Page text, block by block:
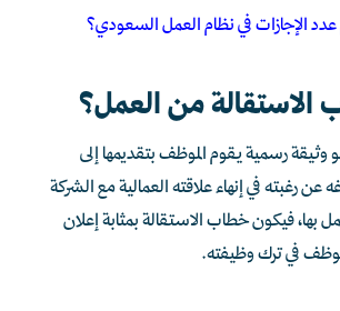
الإجازات في نظام العمل السعودي؟
الاستقالة من العمل؟
رسمية يقوم الموظف بتقديمها إلى
رغبته في إنهاء علاقته العمالية مع الشركة
بها، فيكون خطاب الاستقالة بمثابة إعلان
في ترك وظيفته.